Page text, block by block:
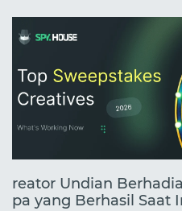
Kreator Undian
Apa yang Berhasil Saat